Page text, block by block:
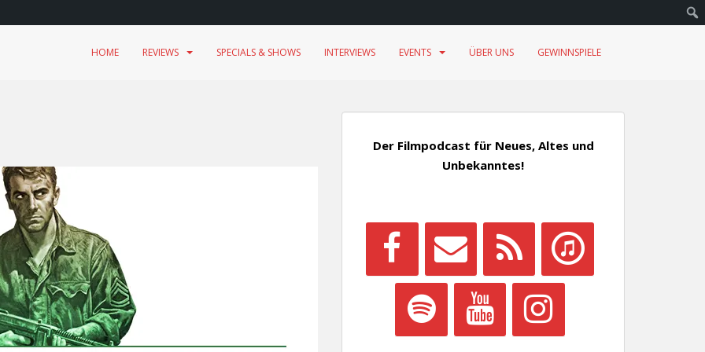
HOME REVIEWS SPECIALS & SHOWS INTERVIEWS EVENTS ÜBER UNS GEWINNSPIELE
Der Filmpodcast für Neues, Altes und
Unbekanntes!